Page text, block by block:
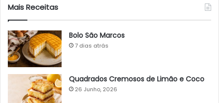
Mais Receitas
Bolo São Marcos
7 dias atrás
Quadrados Cremosos de Limão e Coco
26 Junho, 2026